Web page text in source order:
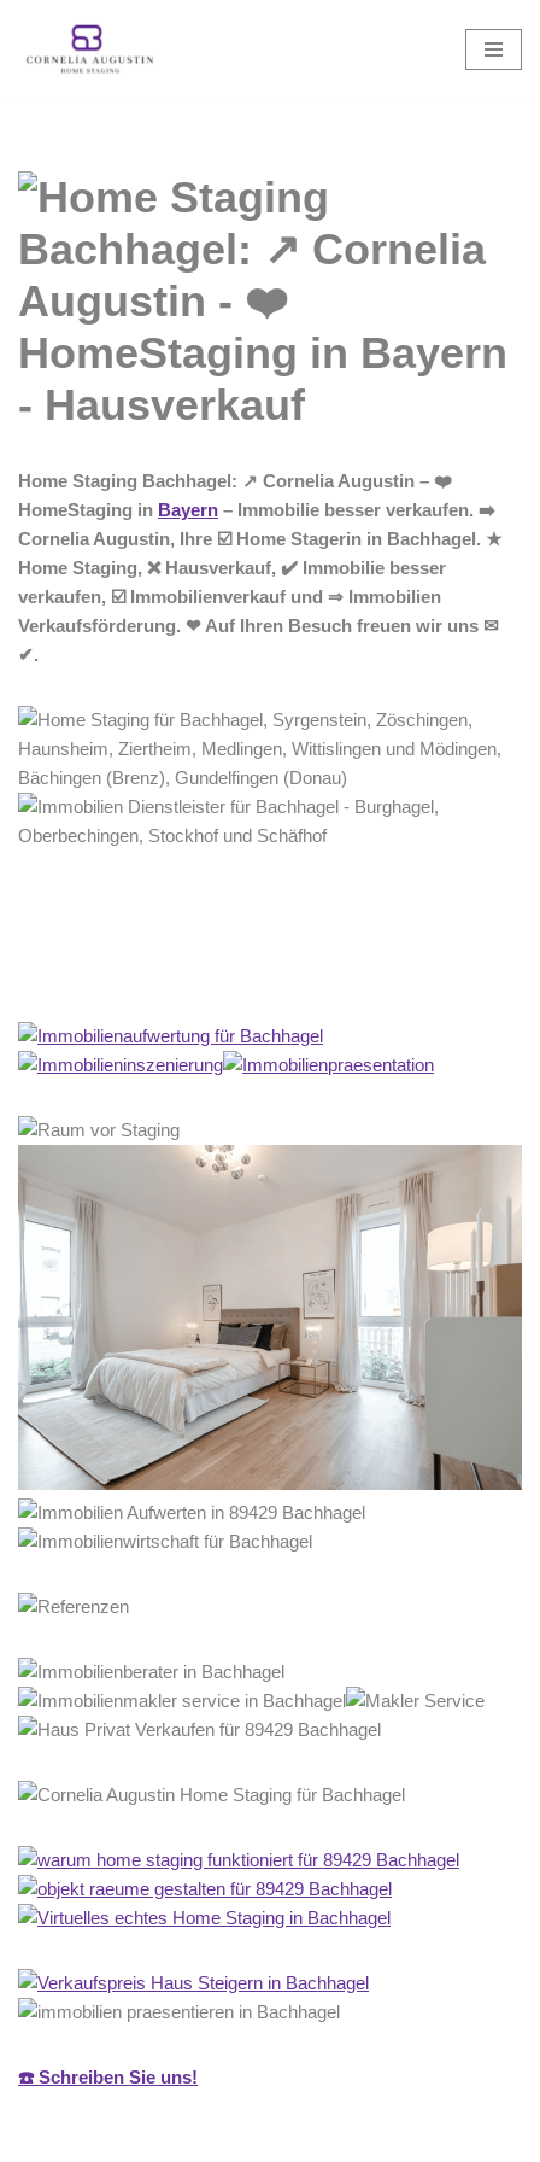
Zum
Home Staging Bachhagel: ↗️ Cornelia Augustin – ❤️
HomeStaging in Bayern – Immobilie besser verkaufen. ➡️
Cornelia Augustin, Ihre ☑️ Home Stagerin in Bachhagel. ★
Home Staging, ❌ Hausverkauf, ✔️ Immobilie besser
verkaufen, ☑️ Immobilienverkauf und ⇒ Immobilien
Verkaufsförderung. ❤ Auf Ihren Besuch freuen wir uns ✉
✔.
☎️ Schreiben Sie uns!